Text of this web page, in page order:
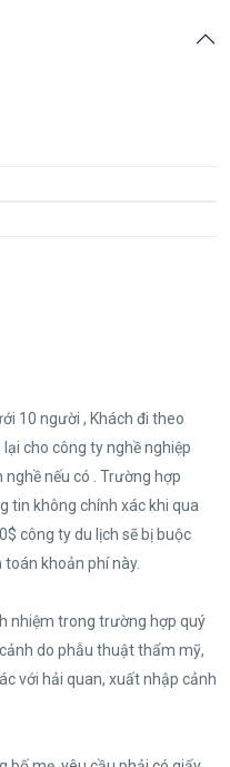
10 người , Khách đi theo
cho công ty nghề nghiệp
nếu có . Trường hợp
tin không chính xác khi qua
công ty du lịch sẽ bị buộc
khoản phí này.
nhiệm trong trường hợp quý
do phẫu thuật thẩm mỹ,
với hải quan, xuất nhập cảnh